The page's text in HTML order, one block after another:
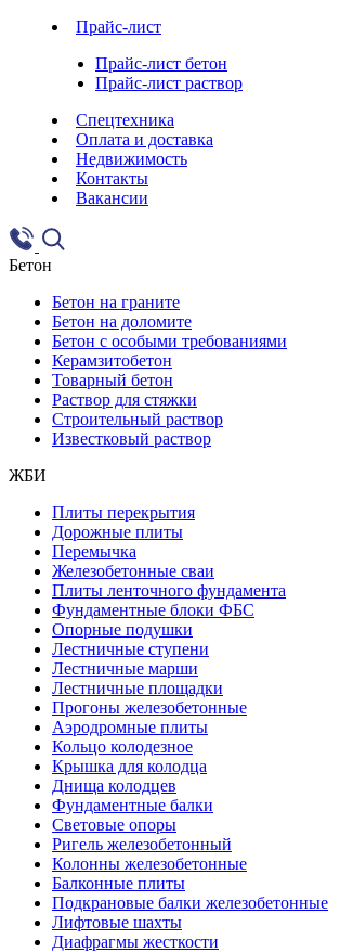
Прайс-лист
Прайс-лист бетон
Прайс-лист раствор
Спецтехника
Оплата и доставка
Недвижимость
Контакты
Вакансии
Бетон
Бетон на граните
Бетон на доломите
Бетон с особыми требованиями
Керамзитобетон
Товарный бетон
Раствор для стяжки
Строительный раствор
Известковый раствор
ЖБИ
Плиты перекрытия
Дорожные плиты
Перемычка
Железобетонные сваи
Плиты ленточного фундамента
Фундаментные блоки ФБС
Опорные подушки
Лестничные ступени
Лестничные марши
Лестничные площадки
Прогоны железобетонные
Аэродромные плиты
Кольцо колодезное
Крышка для колодца
Днища колодцев
Фундаментные балки
Световые опоры
Ригель железобетонный
Колонны железобетонные
Балконные плиты
Подкрановые балки железобетонные
Лифтовые шахты
Диафрагмы жесткости